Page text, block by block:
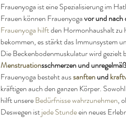
Frauenyoga ist eine Spezialisierung im
Frauen können Frauenyoga vor und nach
Frauenyoga hilft den Hormonhaushalt zu
bekommen, es stärkt das Immunsystem
Die Beckenbodenmuskulatur wird
Menstruationsschmerzen und
Frauenyoga besteht aus sanften und
kräftigen auch den ganzen Körper. Sowohl
hilft unsere Bedürfnisse wahrzunehmen,
Deswegen ist jede Stunde ein neues